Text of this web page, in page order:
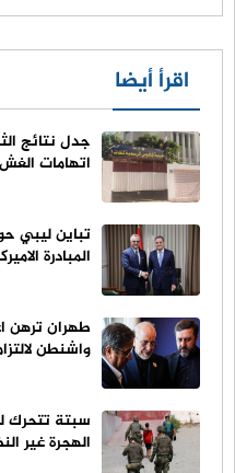
اقرأ أيضا
جدل نتائج
اتهامات
تباين ليبي
المبادرة
طهران ترهن
واشنطن
سبتة تتحرك
الهجرة غير